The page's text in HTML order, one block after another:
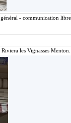
- communication
les Vignasses